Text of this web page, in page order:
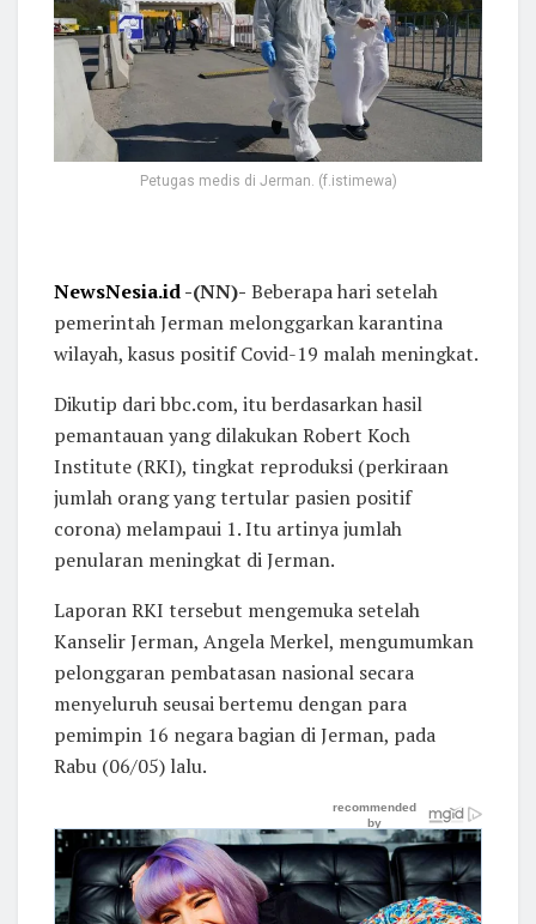
Petugas medis di Jerman. (f.istimewa)
NewsNesia.id-(NN)- Beberapa hari setelah
pemerintah Jerman melonggarkan karantina
wilayah, kasus positif Covid-19 malah meningkat.
Dikutip dari bbc.com, itu berdasarkan hasil
pemantauan yang dilakukan Robert Koch
Institute (RKI), tingkat reproduksi (perkiraan
jumlah orang yang tertular pasien positif
corona) melampaui 1. Itu artinya jumlah
penularan meningkat di Jerman.
Laporan RKI tersebut mengemuka setelah
Kanselir Jerman, Angela Merkel, mengumumkan
pelonggaran pembatasan nasional secara
menyeluruh seusai bertemu dengan para
pemimpin 16 negara bagian di Jerman, pada
Rabu (06/05) lalu.